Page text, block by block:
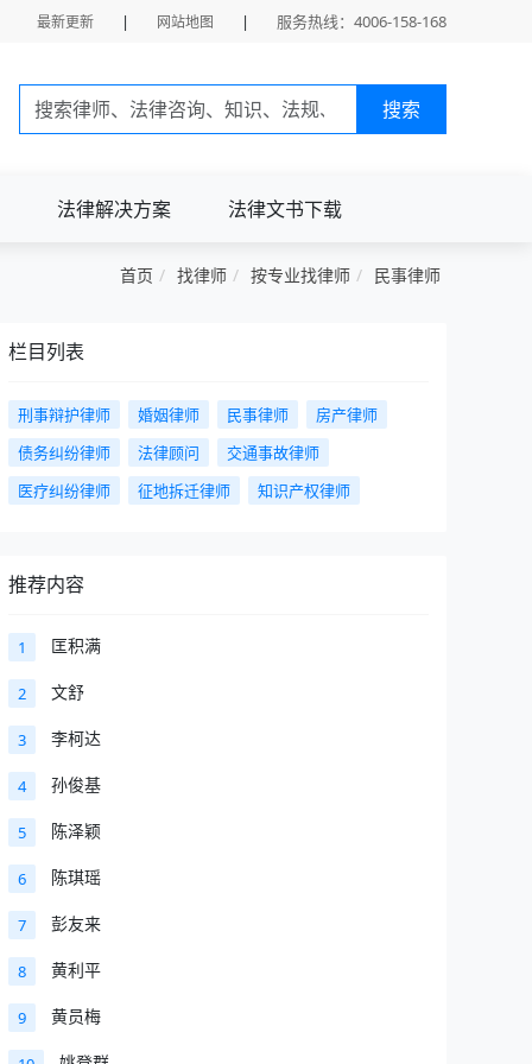
最新更新 | 网站地图 | 服务热线：4006-158-168
搜索
法律解决方案 法律文书下载
首页 找律师 按专业找律师 民事律师
栏目列表
刑事辩护律师 婚姻律师 民事律师
房产律师
债务纠纷律师
法律顾问
交通事故律师
医疗纠纷律师
征地拆迁律师 知识产权律师
推荐内容
1 匡积满
2 文舒
3 李柯达
4 孙俊基
5 陈泽颖
6 陈琪瑶
7 彭友来
8 黄利平
9 黄员梅